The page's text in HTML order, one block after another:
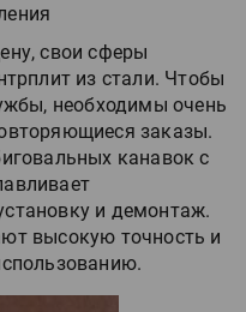
свои сферы
из стали. Чтобы
необходимы очень
заказы.
канавок с
и демонтаж.
высокую точность и